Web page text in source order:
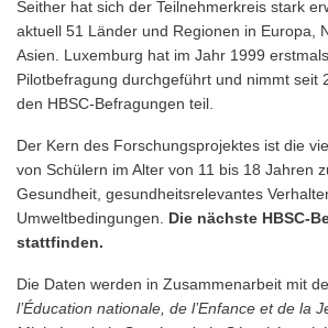
Seither hat sich der Teilnehmerkreis stark
aktuell 51 Länder und Regionen in Europa,
Asien. Luxemburg hat im Jahr 1999
Pilotbefragung durchgeführt und nimmt seit
den HBSC-Befragungen teil.
Der Kern des Forschungsprojektes ist die
von Schülern im Alter von 11 bis 18 Jahren
Gesundheit, gesundheitsrelevantes
Umweltbedingungen.
Die nächste HBSC-
stattfinden.
Die Daten werden in Zusammenarbeit mit
l’Éducation nationale, de l’Enfance et de la